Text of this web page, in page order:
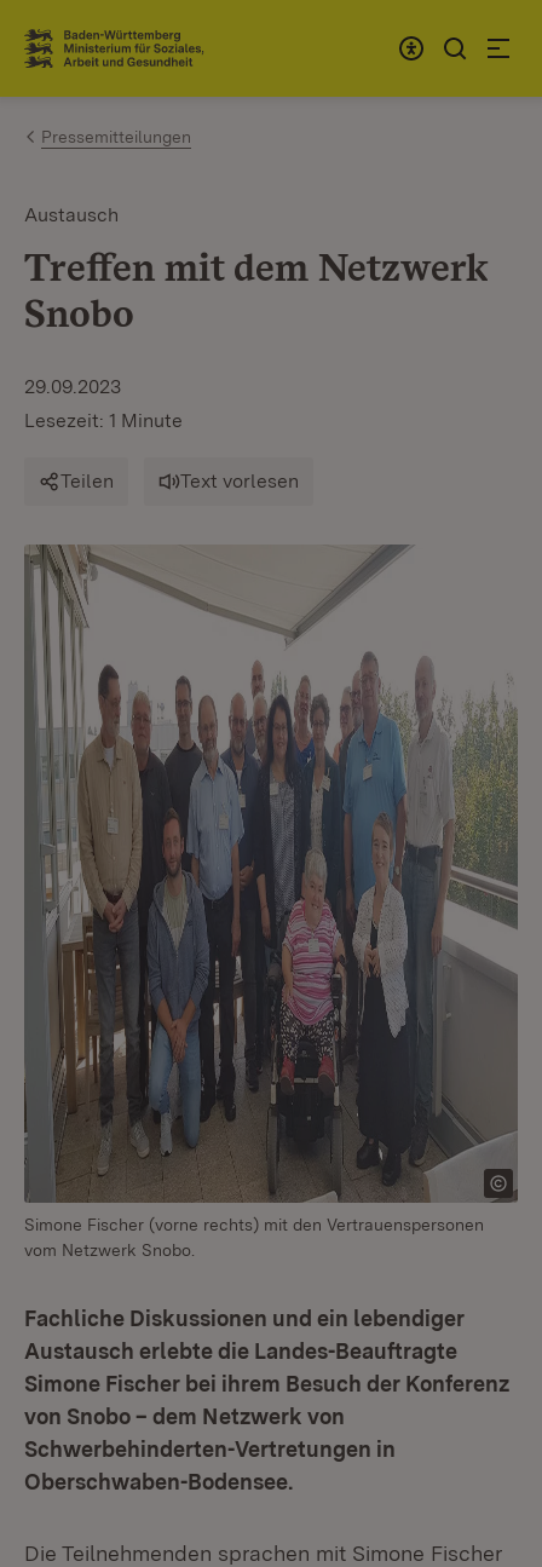
Zum Inhalt springen
Link zur Startseite
Pressemitteilungen
Austausch
Treffen mit dem Netzwerk
Snobo
29.09.2023
Lesezeit: 1 Minute
Teilen Text vorlesen
Simone Fischer (vorne rechts) mit den Vertrauenspersonen
vom Netzwerk Snobo.
Fachliche Diskussionen und ein lebendiger
Austausch erlebte die Landes-Beauftragte
Simone Fischer bei ihrem Besuch der Konferenz
von Snobo – dem Netzwerk von
Schwerbehinderten-Vertretungen in
Oberschwaben-Bodensee.
Die Teilnehmenden sprachen mit Simone Fischer